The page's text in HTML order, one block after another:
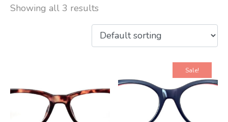
Showing all 3 results
Sale!